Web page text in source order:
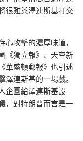
很難與澤連斯基打交
攻擊的濃厚味道，
《獨立報》、天空新
華盛頓郵報》也引述
連斯基的一場戲。
企圖給澤連斯基設
，對特朗普而言是一